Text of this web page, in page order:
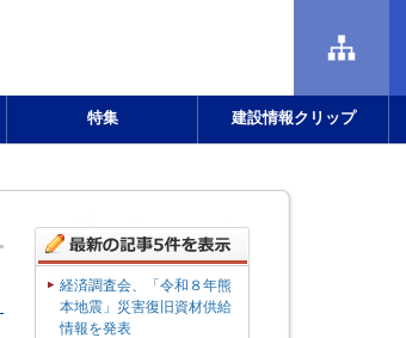
特集 建設情報クリップ
経済調査会、「令和８年熊
本地震」災害復旧資材供給
情報を発表